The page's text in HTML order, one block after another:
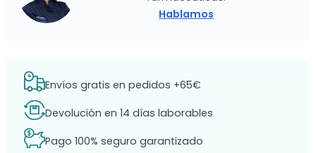
Hablamos
Envíos gratis en pedidos +65€
Devolución en 14 días laborables
Pago 100% seguro garantizado